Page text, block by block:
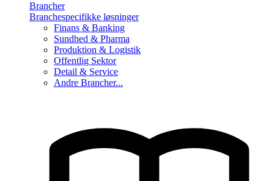
Brancher
Branchespecifikke løsninger
Finans & Banking
Sundhed & Pharma
Produktion & Logistik
Offentlig Sektor
Detail & Service
Andre Brancher...